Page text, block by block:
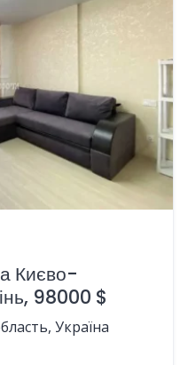
Києво-
98000 $
Україна